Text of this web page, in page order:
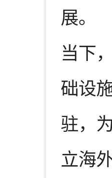
展。
当下
础设
驻，
立海